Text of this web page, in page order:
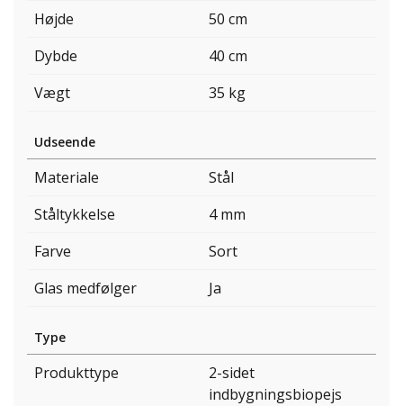
Højde
50 cm
Dybde
40 cm
Vægt
35 kg
Udseende
Materiale
Stål
Ståltykkelse
4 mm
Farve
Sort
Glas medfølger
Ja
Type
Produkttype
2-sidet
indbygningsbiopejs